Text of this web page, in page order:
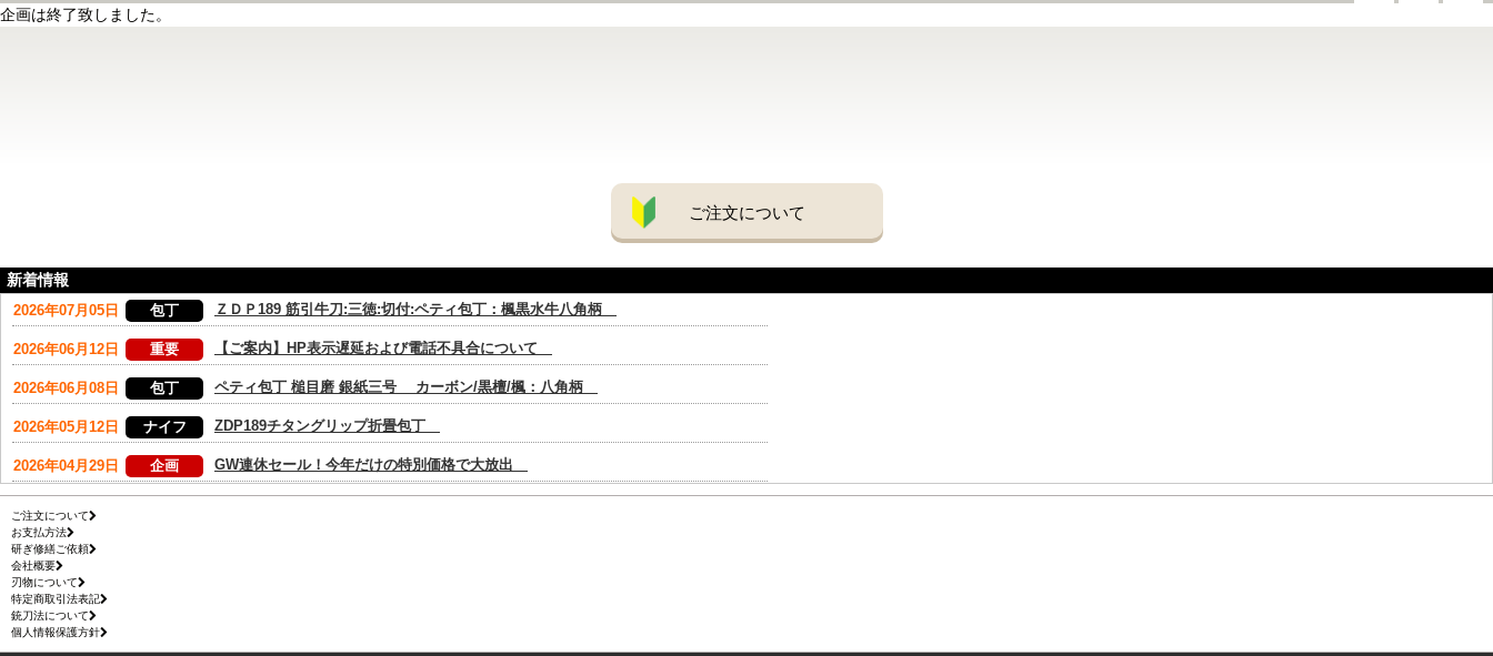
企画は終了致しました。
ご注文について
新着情報
ご注文について
お支払方法
研ぎ修繕ご依頼
会社概要
刃物について
特定商取引法表記
銃刀法について
個人情報保護方針